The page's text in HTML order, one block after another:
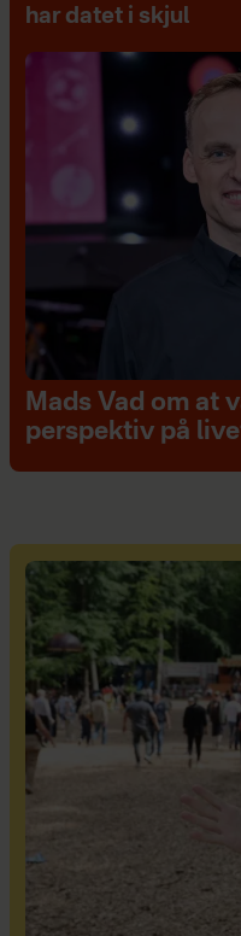
har datet i skjul
Mads Vad om at
perspektiv på